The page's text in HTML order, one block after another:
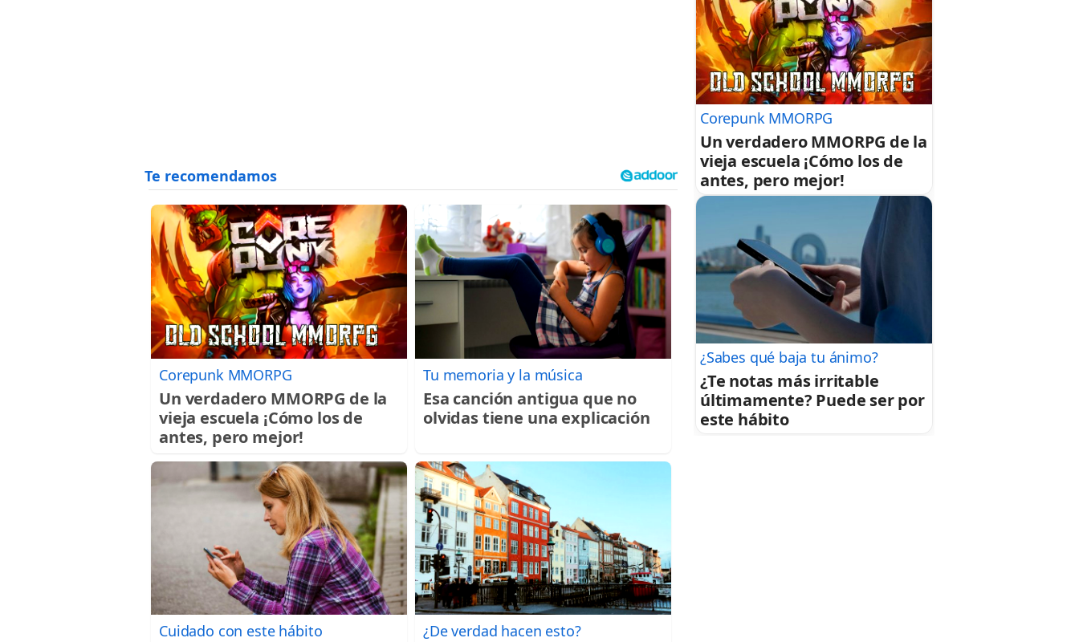
Corepunk MMORPG
Un verdadero MMORPG de la
vieja escuela ¡Cómo los de
antes, pero mejor!
Tu memoria y la música
Esa canción antigua que no
olvidas tiene una explicación
Cuidado con este hábito ¿De verdad hacen esto?
Corepunk MMORPG
Un verdadero MMORPG de la
vieja escuela ¡Cómo los de
antes, pero mejor!
¿Sabes qué baja tu ánimo?
¿Te notas más irritable
últimamente? Puede ser por
este hábito